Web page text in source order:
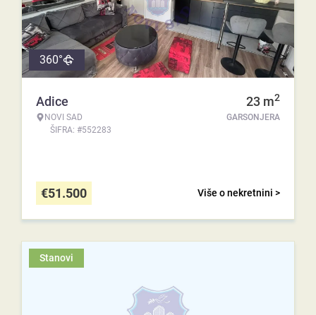
360°
Adice
NOVI SAD
ŠIFRA: #552283
23 m2
GARSONJERA
Više o nekretnini >
€51.500
Stanovi